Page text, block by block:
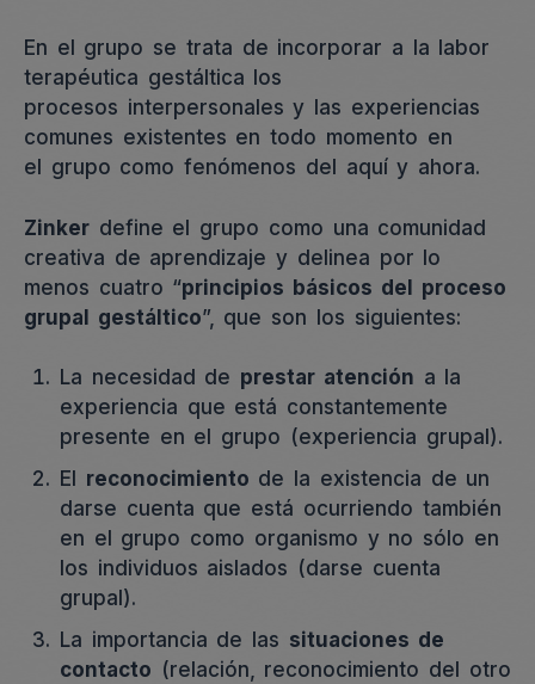
En el grupo se trata de incorporar a la labor
terapéutica gestáltica los
procesos interpersonales y las experiencias
comunes existentes en todo momento en
el grupo como fenómenos del aquí y ahora.
Zinker define el grupo como una comunidad
creativa de aprendizaje y delinea por lo
menos cuatro “principios básicos del proceso
grupal gestáltico”, que son los siguientes:
La necesidad de prestar atención a la
experiencia que está constantemente
presente en el grupo (experiencia grupal).
El reconocimiento de la existencia de un
darse cuenta que está ocurriendo también
en el grupo como organismo y no sólo en
los individuos aislados (darse cuenta
grupal).
La importancia de las situaciones de
contacto (relación, reconocimiento del otro